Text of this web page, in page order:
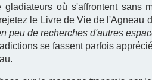
où s'affrontent sans
le Livre de Vie de
peu de recherches d'autres
se fassent parfois